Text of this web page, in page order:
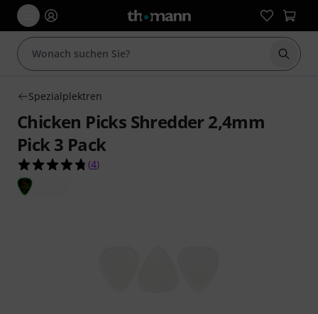
Suche
Spezialplektren
Chicken Picks Shredder 2,4mm
Pick 3 Pack
4.8 von 5 Sternen aus 4 Kundenbewertungen
(4)